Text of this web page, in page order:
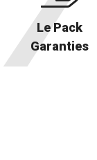
Le Pack
Garanties